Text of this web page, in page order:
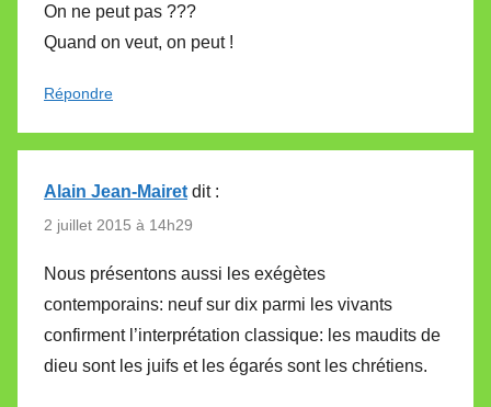
On ne peut pas ???
Quand on veut, on peut !
Répondre
Alain Jean-Mairet dit :
2 juillet 2015 à 14h29
Nous présentons aussi les exégètes
contemporains: neuf sur dix parmi les vivants
confirment l’interprétation classique: les maudits de
dieu sont les juifs et les égarés sont les chrétiens.